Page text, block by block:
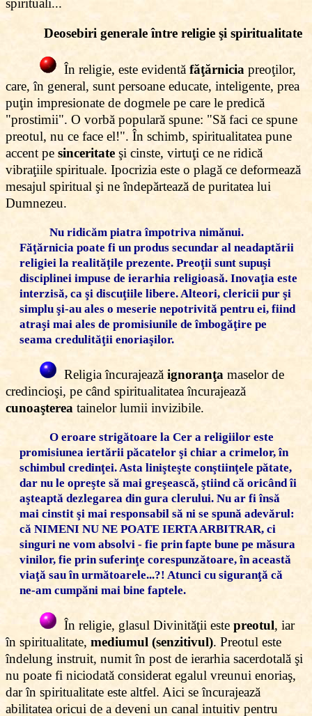
spirituali...
Deosebiri generale între religie şi spiritualitate
În religie, este evidentă făţărnicia preoţilor,
care, în general, sunt persoane educate, inteligente, prea
puţin impresionate de dogmele pe care le predică
"prostimii". O vorbă populară spune: "Să faci ce spune
preotul, nu ce face el!". În schimb, spiritualitatea pune
accent pe sinceritate şi cinste, virtuţi ce ne ridică
vibraţiile spirituale. Ipocrizia este o plagă ce deformează
mesajul spiritual şi ne îndepărtează de puritatea lui
Dumnezeu.
Nu ridicăm piatra împotriva nimănui.
Făţărnicia poate fi un produs secundar al neadaptării
religiei la realităţile prezente. Preoţii sunt supuşi
disciplinei impuse de ierarhia religioasă. Inovaţia este
interzisă, ca şi discuţiile libere. Alteori, clericii pur şi
simplu şi-au ales o meserie nepotrivită pentru ei, fiind
atraşi mai ales de promisiunile de îmbogăţire pe
seama credulităţii enoriaşilor.
Religia încurajează ignoranţa maselor de
credincioşi, pe când spiritualitatea încurajează
cunoaşterea tainelor lumii invizibile.
O eroare strigătoare la Cer a religiilor este
promisiunea iertării păcatelor şi chiar a crimelor, în
schimbul credinţei. Asta linişteşte conştiinţele pătate,
dar nu le opreşte să mai greşească, ştiind că oricând îi
aşteaptă dezlegarea din gura clerului. Nu ar fi însă
mai cinstit şi mai responsabil să ni se spună adevărul:
că NIMENI NU NE POATE IERTA ARBITRAR, ci
singuri ne vom absolvi - fie prin fapte bune pe măsura
vinilor, fie prin suferinţe corespunzătoare, în această
viaţă sau în următoarele...?! Atunci cu siguranţă că
ne-am cumpăni mai bine faptele.
În religie, glasul Divinităţii este preotul, iar
în spiritualitate, mediumul (senzitivul). Preotul este
îndelung instruit, numit în post de ierarhia sacerdotală şi
nu poate fi niciodată considerat egalul vreunui enoriaş,
dar în spiritualitate este altfel. Aici se încurajează
abilitatea oricui de a deveni un canal intuitiv pentru